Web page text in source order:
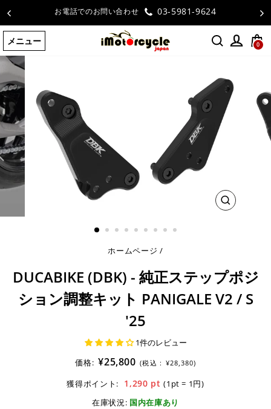
テ
ン
ツ
ス
キ
ッ
プ
す
る
お電話でのお問い合わせ 03-5981-9624
メニュー 0
閉
ホームページ /
DUCABIKE (DBK) - 純正ステップポジ
ション調整キット PANIGALE V2 / S
'25
1件のレビュー
価格: ¥25,800 (税込 : ¥28,380)
獲得ポイント: 1,290 pt(1pt = 1円)
在庫状況: 国内在庫あり